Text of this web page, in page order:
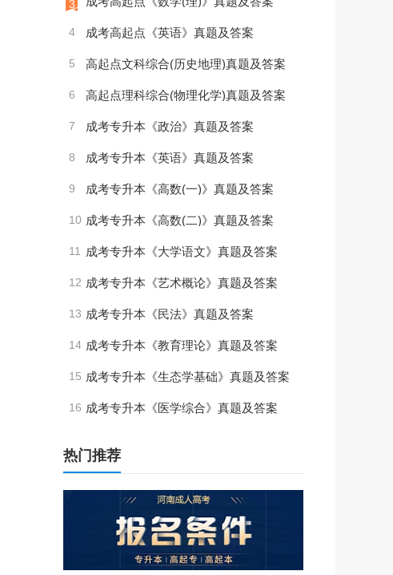
3
4 成考高起点《英语》真题及答案
5 高起点文科综合(历史地理)真题及答案
6 高起点理科综合(物理化学)真题及答案
7 成考专升本《政治》真题及答案
8 成考专升本《英语》真题及答案
9 成考专升本《高数(一)》真题及答案
10 成考专升本《高数(二)》真题及答案
11 成考专升本《大学语文》真题及答案
12 成考专升本《艺术概论》真题及答案
13 成考专升本《民法》真题及答案
14 成考专升本《教育理论》真题及答案
15 成考专升本《生态学基础》真题及答案
16 成考专升本《医学综合》真题及答案
热门推荐